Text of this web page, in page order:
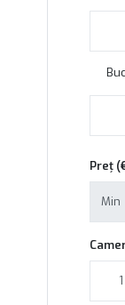
Preț
Min
1